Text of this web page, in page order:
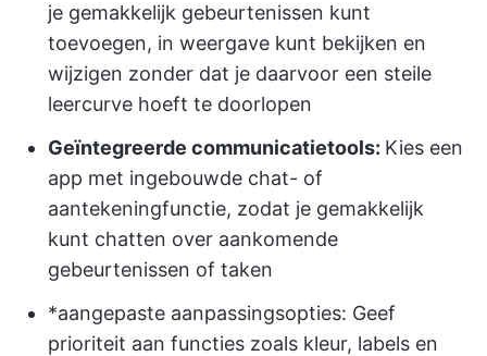
je gemakkelijk gebeurtenissen kunt
toevoegen, in weergave kunt bekijken en
wijzigen zonder dat je daarvoor een steile
leercurve hoeft te doorlopen
Geïntegreerde communicatietools: Kies een
app met ingebouwde chat- of
aantekeningfunctie, zodat je gemakkelijk
kunt chatten over aankomende
gebeurtenissen of taken
*aangepaste aanpassingsopties: Geef
prioriteit aan functies zoals kleur, labels en